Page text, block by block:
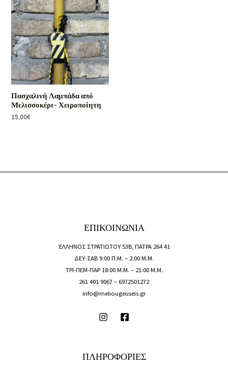
Πασχαλινή Λαμπάδα από
Μελισσοκέρι- Χειροποίητη
15.00€
ΕΠΙΚΟΙΝΩΝΙΑ
ΈΛΛΗΝΟΣ ΣΤΡΑΤΙΩΤΟΥ 53Β, ΠΑΤΡΑ 264 41
ΔΕΥ-ΣΑΒ 9:00 Π.Μ. – 2:00 Μ.Μ.
ΤΡΙ-ΠΕΜ-ΠΑΡ 18:00 Μ.Μ. – 21:00 Μ.Μ.
261 401 9067 –6972501272
info@meliougeuseis.gr
ΠΛΗΡΟΦΟΡΙΕΣ